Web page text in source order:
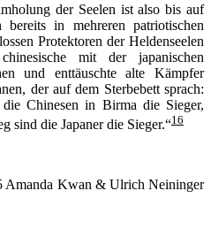
der Seelen ist also bis auf
in mehreren patriotischen
Protektoren der Heldenseelen
mit der japanischen
und enttäuschte alte Kämpfer
der auf dem Sterbebett sprach:
Chinesen in Birma die Sieger,
sind die Japaner die Sieger.“16
Kwan & Ulrich Neininger